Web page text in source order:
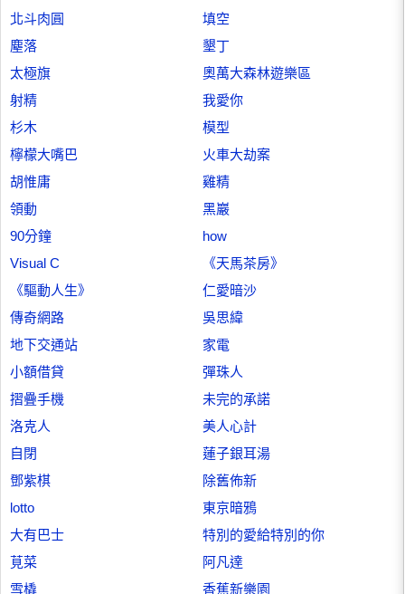
北斗肉圓
填空
塵落
墾丁
太極旗
奧萬大森林遊樂區
射精
我愛你
杉木
模型
檸檬大嘴巴
火車大劫案
胡惟庸
雞精
領動
黑巖
90分鐘
how
Visual C
《天馬茶房》
《驅動人生》
仁愛暗沙
傳奇網路
吳思緯
地下交通站
家電
小額借貸
彈珠人
摺疊手機
未完的承諾
洛克人
美人心計
自閉
蓮子銀耳湯
鄧紫棋
除舊佈新
lotto
東京暗鴉
大有巴士
特別的愛給特別的你
莧菜
阿凡達
雪橇
香蕉新樂園